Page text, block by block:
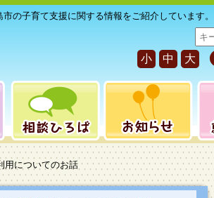
の子育て支援に関する情報をご紹介しています。
サ
イ
ト
内
小 中 大
用についてのお話